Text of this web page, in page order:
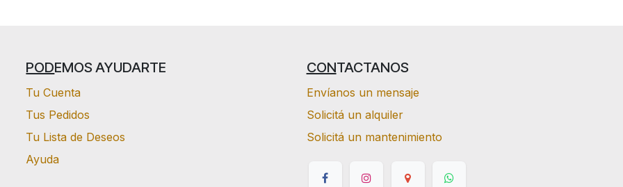
PODEMOS AYUDARTE
Tu Cuenta
Tus Pedidos
Tu Lista de Deseos
Ayuda
CONTACTANOS
Envíanos un mensaje
Solicitá un alquiler
Solicitá un mantenimiento